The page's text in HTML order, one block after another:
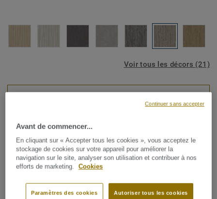
Voir tous les décors (21)
Lames et dalles PVC
Starfloor Click Ultimate 55 -
Weathered Oak BROWN
délais pour rénover votre intérieur ? La nouvelle Starfloor
Avant de commencer...
En cliquant sur « Accepter tous les cookies », vous acceptez le
stockage de cookies sur votre appareil pour améliorer la
navigation sur le site, analyser son utilisation et contribuer à nos
efforts de marketing.
Cookies
Paramètres des cookies Autoriser tous les cookies
Continuer sans accepter